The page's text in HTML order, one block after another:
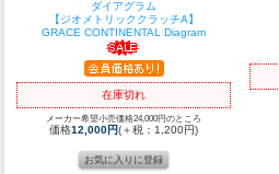
ダイアグラム
【ジオメトリッククラッチA】
GRACE CONTINENTAL Diagram
在庫切れ
メーカー希望小売価格24,000円のところ
価格12,000円(＋税：1,200円)